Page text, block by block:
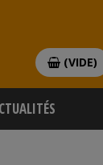
(VIDE)